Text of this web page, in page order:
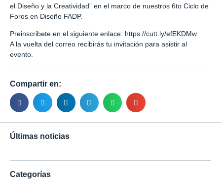
el Diseño y la Creatividad” en el marco de nuestros 6to Ciclo de
Foros en Diseño FADP.
Preinscribete en el siguiente enlace: https://cutt.ly/efEKDMw
A la vuelta del correo recibirás tu invitación para asistir al
evento.
Compartir en:
Últimas noticias
Categorías